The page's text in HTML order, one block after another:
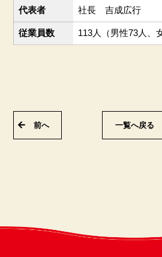
代表者 社長 吉成広行
従業員数 113人（男性73人、
一覧へ戻る
前へ